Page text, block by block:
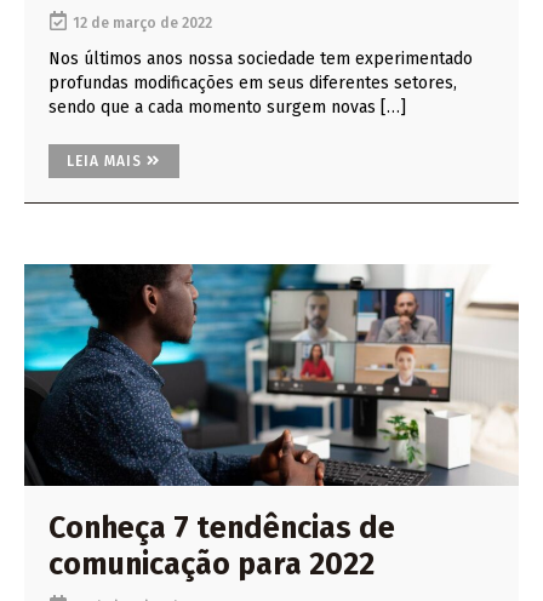
12 de março de 2022
Nos últimos anos nossa sociedade tem experimentado
profundas modificações em seus diferentes setores,
sendo que a cada momento surgem novas […]
LEIA MAIS
Conheça 7 tendências de
comunicação para 2022